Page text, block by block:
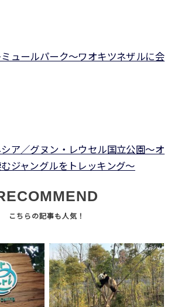
ュールパーク～ワオキツネザルに会
シア／グヌン・レウセル国立公園～オ
ジャングルをトレッキング～